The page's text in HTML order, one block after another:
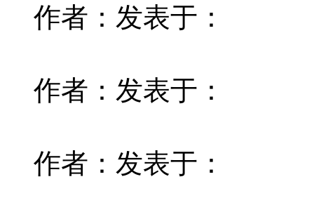
作者： 发表于：
作者： 发表于：
作者： 发表于：